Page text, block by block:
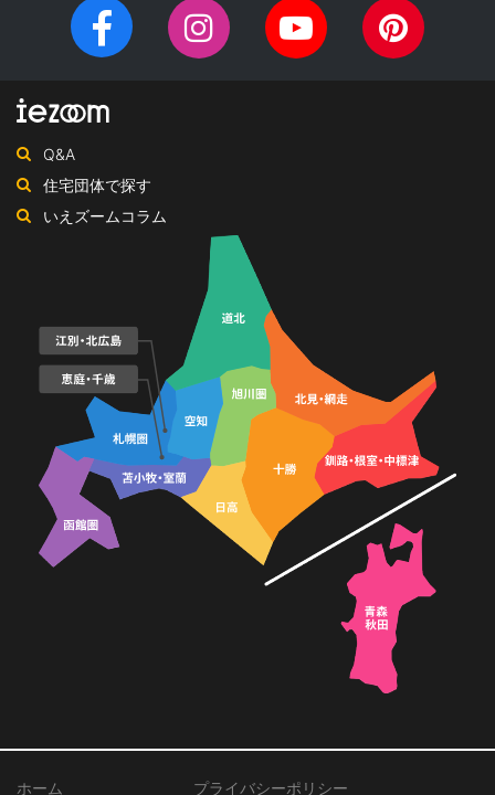
住宅会社を選びませんか？iezoom（いえズーム）は（株）北海道
住宅新聞社が、日頃の住宅業界への取材を元に、優れたハウスメ
ーカー・工務店を紹介するサイトです。
Facebook
ー
ジ
InstagramYouTube
チ
Q&A
住宅団体で探す
いえズームコラム
ホーム プライバシーポリシー